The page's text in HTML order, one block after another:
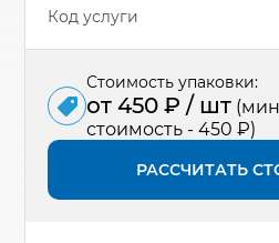
Код услуги
Стоимость упаковки:
от 450 ₽ / шт
стоимость - 450 ₽)
РАССЧИТАТЬ